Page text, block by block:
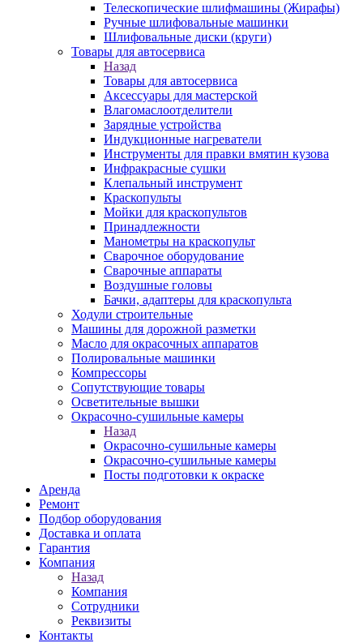
Телескопические шлифмашины (Жирафы)
Ручные шлифовальные машинки
Шлифовальные диски (круги)
Товары для автосервиса
Назад
Товары для автосервиса
Аксессуары для мастерской
Влагомаслоотделители
Зарядные устройства
Индукционные нагреватели
Инструменты для правки вмятин кузова
Инфракрасные сушки
Клепальный инструмент
Краскопульты
Мойки для краскопультов
Принадлежности
Манометры на краскопульт
Сварочное оборудование
Сварочные аппараты
Воздушные головы
Бачки, адаптеры для краскопульта
Ходули строительные
Машины для дорожной разметки
Масло для окрасочных аппаратов
Полировальные машинки
Компрессоры
Сопутствующие товары
Осветительные вышки
Окрасочно-сушильные камеры
Назад
Окрасочно-сушильные камеры
Окрасочно-сушильные камеры
Посты подготовки к окраске
Аренда
Ремонт
Подбор оборудования
Доставка и оплата
Гарантия
Компания
Назад
Компания
Сотрудники
Реквизиты
Контакты